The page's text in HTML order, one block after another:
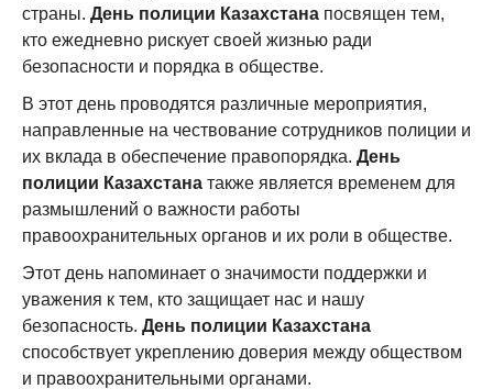
страны. День полиции Казахстана посвящен тем,
кто ежедневно рискует своей жизнью ради
безопасности и порядка в обществе.
В этот день проводятся различные мероприятия,
направленные на чествование сотрудников полиции и
их вклада в обеспечение правопорядка. День
полиции Казахстана также является временем для
размышлений о важности работы
правоохранительных органов и их роли в обществе.
Этот день напоминает о значимости поддержки и
уважения к тем, кто защищает нас и нашу
безопасность. День полиции Казахстана
способствует укреплению доверия между обществом
и правоохранительными органами.